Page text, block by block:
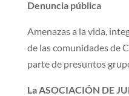
Denuncia pública
Amenazas a la vida,
de las comunidades de
parte de presuntos
La ASOCIACIÓN DE